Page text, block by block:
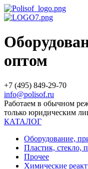
оптом
+7 (495) 849-29-70
info@polisof.ru
Работаем в обычном
только юридическим
КАТАЛОГ
Оборудование,
Пластик, стекло,
Прочее
Химические